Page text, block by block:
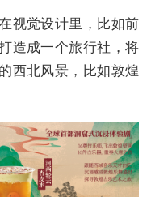
视觉设计里，比如前
造成一个旅行社，将
西北风景，比如敦煌